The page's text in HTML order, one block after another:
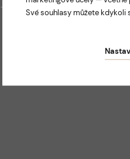
Své souhlasy můžete kdykoli